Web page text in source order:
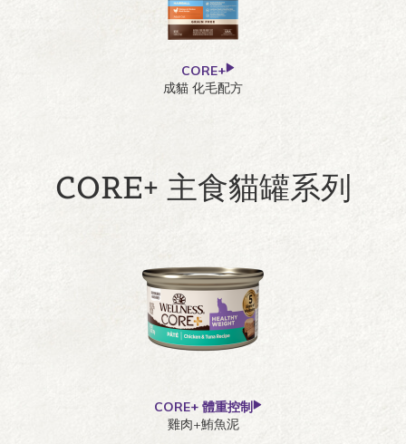
CORE+
成貓 化毛配方
CORE+ 主食貓罐系列
CORE+ 體重控制
雞肉+鮪魚泥